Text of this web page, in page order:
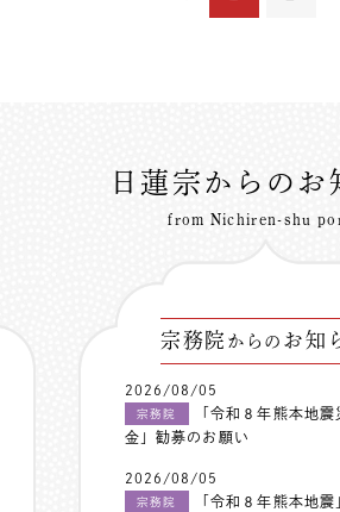
日蓮宗からのお
from Nichiren-shu
宗務院 からの お知
2026/08/05
宗務院
「令和８年熊本地
金」勧募のお願い
2026/08/05
宗務院
「令和８年熊本地